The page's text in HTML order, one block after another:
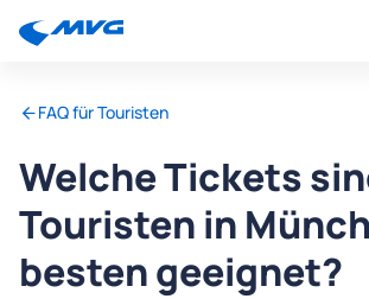
FAQ für Touristen
Welche Tickets
Touristen in
besten geeignet?